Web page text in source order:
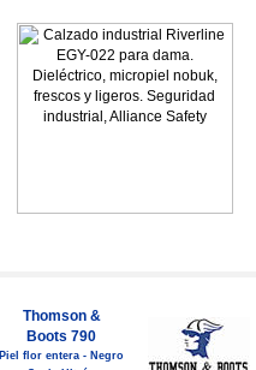
Thomson &
Boots 790
Piel flor entera - Negro